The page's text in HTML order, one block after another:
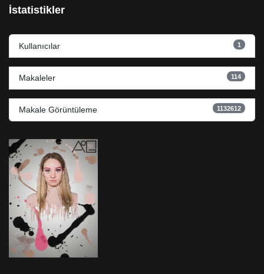
İstatistikler
Kullanıcılar 1
Makaleler 114
Makale Görüntüleme 1132612